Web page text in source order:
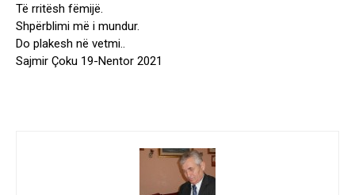
Të rritësh fëmijë.
Shpërblimi më i mundur.
Do plakesh në vetmi..
Sajmir Çoku 19-Nentor 2021